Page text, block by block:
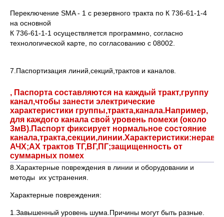
Переключение SMA - 1 с резервного тракта по К 736-61-1-4
на основной
К 736-61-1-1 осуществляется программно, согласно
технологической карте, по согласованию с 08002.
7.Паспортизация линий,секций,трактов и каналов.
, Паспорта составляются на каждый тракт,группу
канал,чтобы занести электрические
характеристики группы,тракта,канала.Например,
для каждого канала свой уровень помехи (около
3мВ).Паспорт фиксирует нормальное состояние
АЧХ;АХ трактов ТГ,ВГ,ПГ;защищенность от
суммарных помех
8.Характерные повреждения в линии и оборудовании и
методы их устранения.
Характерные повреждения:
1.Завышенный уровень шума.Причины могут быть разные.